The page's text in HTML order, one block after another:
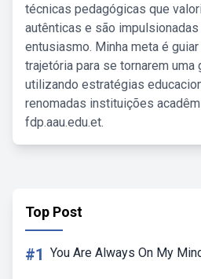
técnicas pedagógicas que
autênticas e são
entusiasmo. Minha meta é
trajetória para se tornarem uma
utilizando estratégias
renomadas instituições
fdp.aau.edu.et.
Top Post
#1 You Are Always On My